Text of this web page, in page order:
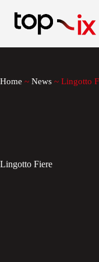
contenuto
Home ~ News ~ Lingotto
Lingotto Fiere